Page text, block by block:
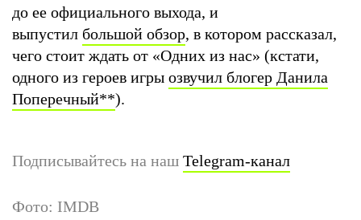
до ее официального выхода, и
выпустил большой обзор, в котором рассказал,
чего стоит ждать от «Одних из нас» (кстати,
одного из героев игры озвучил блогер Данила
Поперечный**).
Подписывайтесь на наш Telegram-канал
Фото: IMDB